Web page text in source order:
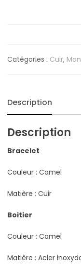
Catégories : Cuir,
Description
Description
Bracelet
Couleur : Camel
Matière : Cuir
Boitier
Couleur : Camel
Matière : Acier